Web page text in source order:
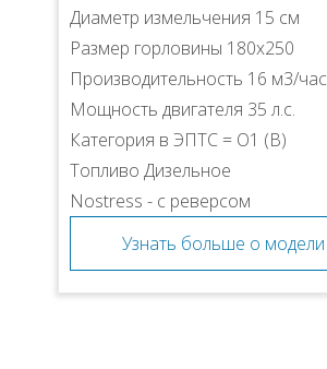
Диаметр измельчения 15 см
Размер горловины 180х250
Производительность 16 м3/час
Мощность двигателя 35 л.с.
Категория в ЭПТС = О1 (В)
Топливо Дизельное
Nostress - с реверсом
Узнать больше о модели